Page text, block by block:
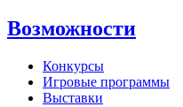
Возможности
Конкурсы
Игровые программы
Выставки